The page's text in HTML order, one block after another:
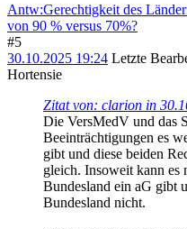
Antw:Gerechtigkeit des
von 90 % versus 70%?
#5
30.10.2025 19:24 Letzte
Hortensie
Zitat von: clarion in
Die VersMedV und das
Beeinträchtigungen es
gibt und diese beiden
gleich. Insoweit kann es
Bundesland ein aG gibt
Bundesland nicht.